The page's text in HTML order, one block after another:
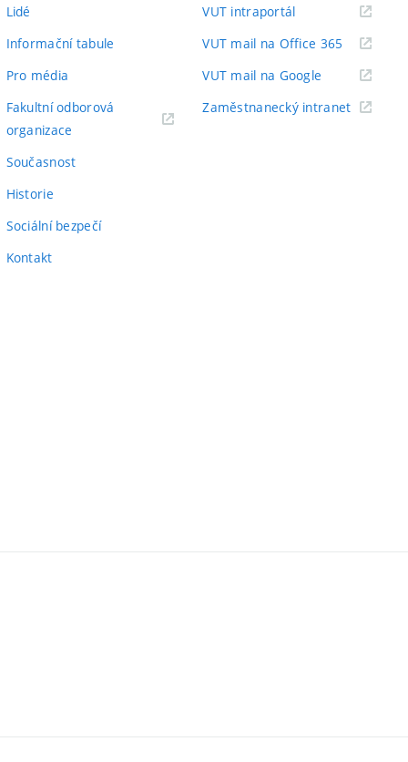
Lidé
Informační tabule
Pro média
Fakultní odborová
organizace
Současnost
Historie
Sociální bezpečí
Kontakt
VUT intraportál(externí
VUT mail na Office 365 (externí
VUT mail na Google (externí
Zaměstnanecký intranet(externí